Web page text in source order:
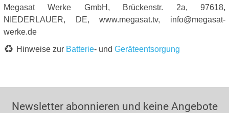
Megasat Werke GmbH, Brückenstr. 2a, 97618,
NIEDERLAUER, DE, www.megasat.tv, info@megasat-
werke.de
Hinweise zur Batterie- und Geräteentsorgung
Newsletter abonnieren und keine Angebote